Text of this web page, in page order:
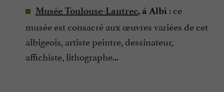
Musée Toulouse-Lautrec, à Albi : ce
musée est consacré aux œuvres variées de cet
albigeois, artiste peintre, dessinateur,
affichiste, lithographe...